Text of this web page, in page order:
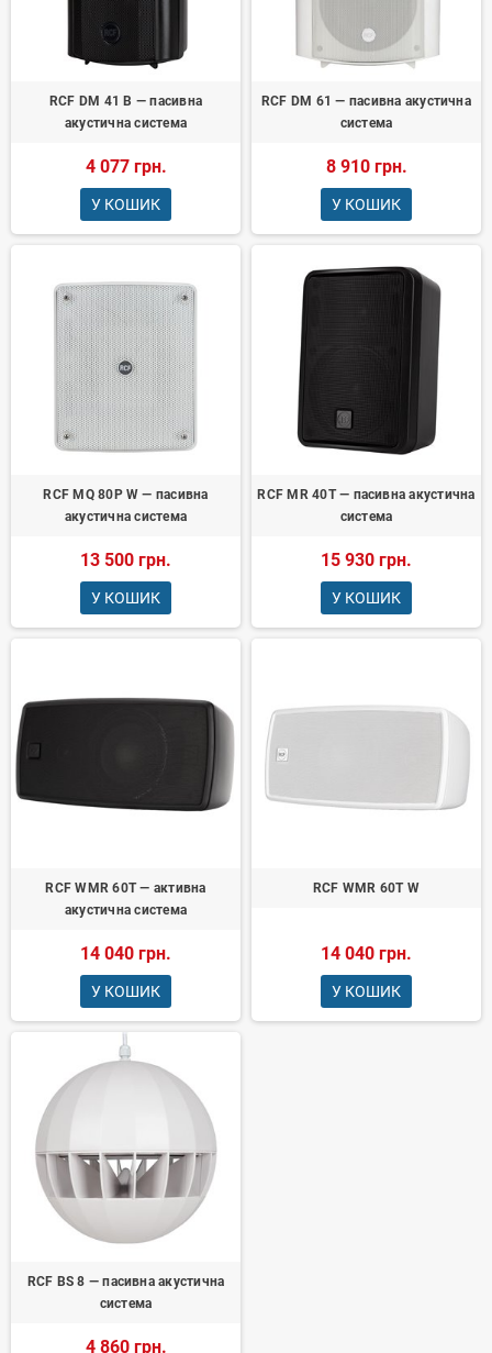
RCF DM 41 B — пасивна
акустична система
4 077 грн.
У КОШИК
RCF DM 61 — пасивна акустична
система
8 910 грн.
У КОШИК
RCF MQ 80P W — пасивна
акустична система
13 500 грн.
У КОШИК
RCF MR 40T — пасивна акустична
система
15 930 грн.
У КОШИК
RCF WMR 60T — активна
акустична система
14 040 грн.
У КОШИК
RCF WMR 60T W
14 040 грн.
У КОШИК
RCF BS 8 — пасивна акустична
система
4 860 грн.